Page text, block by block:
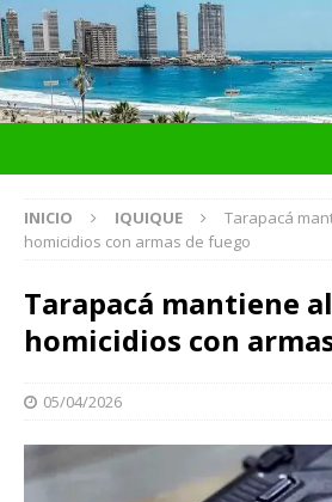
INICIO IQUIQUE
Tarapacá
homicidios con armas de fuego
Tarapacá mantiene
homicidios con
05/04/2026